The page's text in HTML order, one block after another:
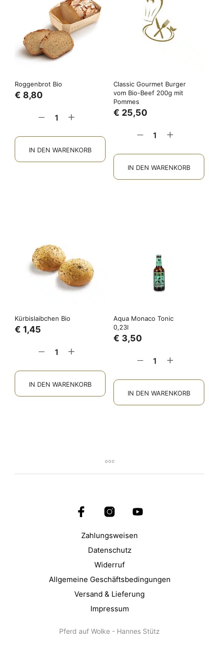
Roggenbrot Bio
€ 8,80
IN DEN WARENKORB
Classic Gourmet Burger
vom Bio-Beef 200g mit
Pommes
€ 25,50
IN DEN WARENKORB
Kürbislaibchen Bio
€ 1,45
IN DEN WARENKORB
Aqua Monaco Tonic
0,23l
€ 3,50
IN DEN WARENKORB
Zahlungsweisen
Datenschutz
Widerruf
Allgemeine Geschäftsbedingungen
Versand & Lieferung
Impressum
Pferd auf Wolke - Hannes Stütz